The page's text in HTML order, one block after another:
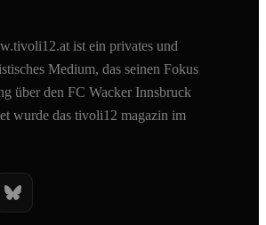
ist ein privates und
Medium, das seinen Fokus
über den FC Wacker Innsbruck
wurde das tivoli12 magazin im